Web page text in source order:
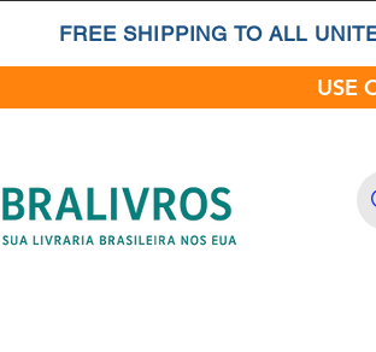
FREE SHIPPING TO ALL
USE